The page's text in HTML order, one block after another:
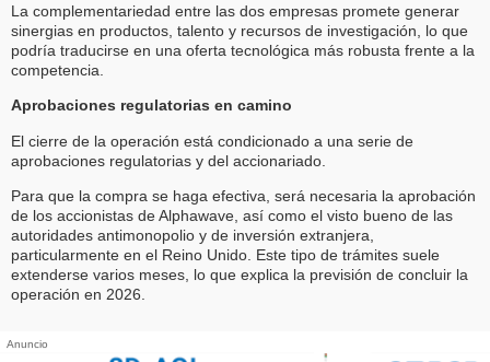
La complementariedad entre las dos empresas promete generar
sinergias en productos, talento y recursos de investigación, lo que
podría traducirse en una oferta tecnológica más robusta frente a la
competencia.
Aprobaciones regulatorias en camino
El cierre de la operación está condicionado a una serie de
aprobaciones regulatorias y del accionariado.
Para que la compra se haga efectiva, será necesaria la aprobación
de los accionistas de Alphawave, así como el visto bueno de las
autoridades antimonopolio y de inversión extranjera,
particularmente en el Reino Unido. Este tipo de trámites suele
extenderse varios meses, lo que explica la previsión de concluir la
operación en 2026.
Anuncio